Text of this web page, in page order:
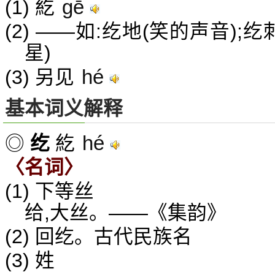
(1) 紇 gē
(2) ——如:纥地(笑的声音);纥
星)
(3) 另见 hé
基本词义解释
◎ 纥 紇 hé
〈名词〉
(1) 下等丝
给,大丝。——《集韵》
(2) 回纥。古代民族名
(3) 姓